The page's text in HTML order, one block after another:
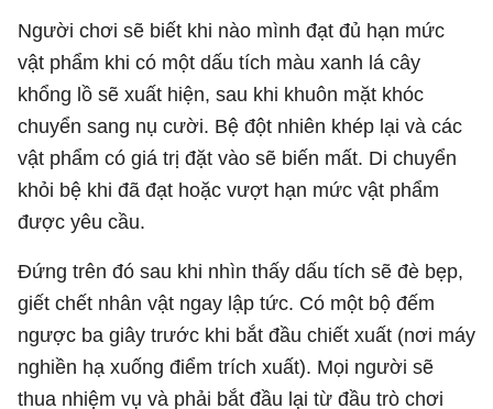
Người chơi sẽ biết khi nào mình đạt đủ hạn mức
vật phẩm khi có một dấu tích màu xanh lá cây
khổng lồ sẽ xuất hiện, sau khi khuôn mặt khóc
chuyển sang nụ cười. Bệ đột nhiên khép lại và các
vật phẩm có giá trị đặt vào sẽ biến mất. Di chuyển
khỏi bệ khi đã đạt hoặc vượt hạn mức vật phẩm
được yêu cầu.
Đứng trên đó sau khi nhìn thấy dấu tích sẽ đè bẹp,
giết chết nhân vật ngay lập tức. Có một bộ đếm
ngược ba giây trước khi bắt đầu chiết xuất (nơi máy
nghiền hạ xuống điểm trích xuất). Mọi người sẽ
thua nhiệm vụ và phải bắt đầu lại từ đầu trò chơi